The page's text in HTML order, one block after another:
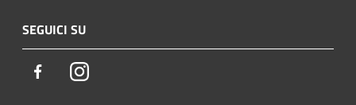
SEGUICI SU
FacebookInstagram